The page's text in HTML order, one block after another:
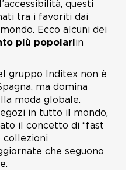
questi
tra i favoriti dai
Ecco alcuni dei
più popolariin
gruppo Inditex non è
ma domina
moda globale.
in tutto il mondo,
il concetto di “fast
collezioni
che seguono